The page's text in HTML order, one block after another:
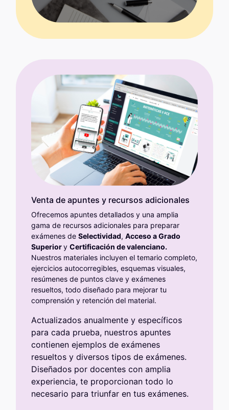
Venta de apuntes y recursos adicionales
Ofrecemos apuntes detallados y una amplia
gama de recursos adicionales para preparar
exámenes deSelectividad,Acceso a Grado
SuperioryCertificación de valenciano.
Nuestros materiales incluyen el temario completo,
ejercicios autocorregibles, esquemas visuales,
resúmenes de puntos clave y exámenes
resueltos, todo diseñado para mejorar tu
comprensión y retención del material.
Actualizados anualmente y específicos
para cada prueba, nuestros apuntes
contienen ejemplos de exámenes
resueltos y diversos tipos de exámenes.
Diseñados por docentes con amplia
experiencia, te proporcionan todo lo
necesario para triunfar en tus exámenes.